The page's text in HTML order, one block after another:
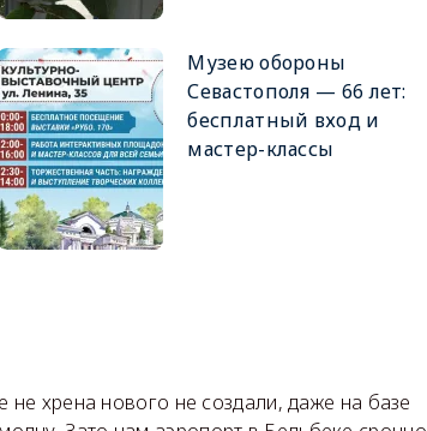
Музею обороны
Севастополя — 66 лет:
бесплатный вход и
мастер-классы
не хрена нового не создали, даже на базе